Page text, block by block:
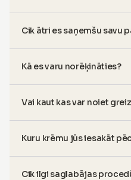
Cik ātri es saņemšu savu
Kā es varu norēķināties?
Vai kaut kas var noiet
Kuru krēmu jūs iesakāt
Cik ilgi saglabājas